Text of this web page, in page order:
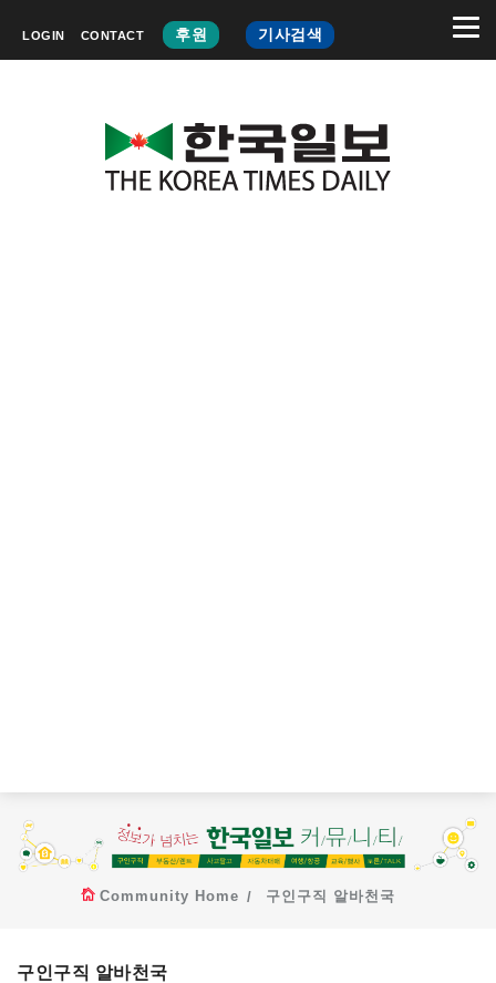
LOGIN CONTACT 후원 기사검색
Community Home 구인구직 알바천국
구인구직 알바천국